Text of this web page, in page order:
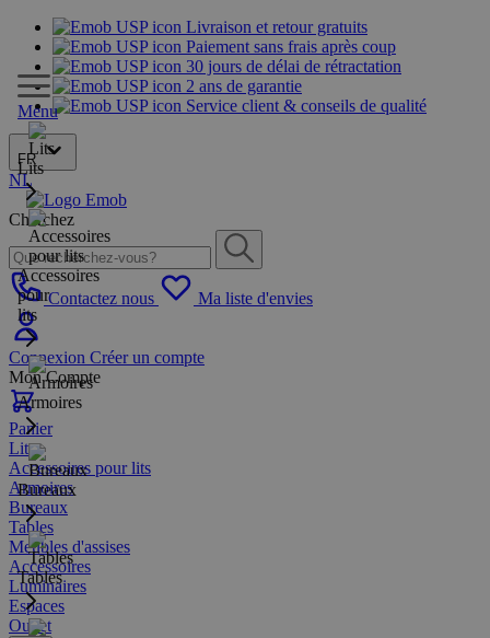
Livraison et retour gratuits
Paiement sans frais après coup
30 jours de délai de rétractation
2 ans de garantie
Service client & conseils de qualité
FR
NL
Cherchez
Contactez nous Ma liste d'envies
Connexion Créer un compte
Mon Compte
Panier
Menu
Lits
Accessoires
pour
lits
Armoires
Bureaux
Tables
Lits
Accessoires pour lits
Armoires
Bureaux
Tables
Meubles d'assises
Accessoires
Luminaires
Espaces
Outlet